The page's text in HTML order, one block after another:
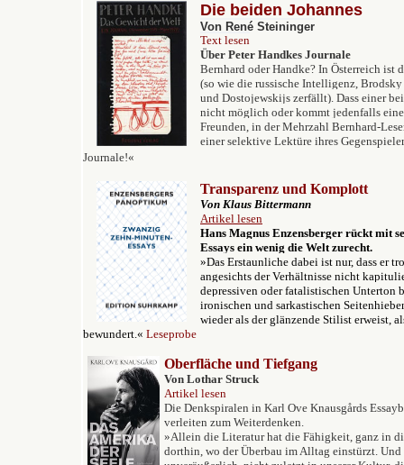
Die beiden Johannes
Von René Steininger
Text lesen
Über Peter Handkes Journale
Bernhard oder Handke? In Österreich ist
(so wie die russische Intelligenz,
und Dostojewskijs zerfällt). Dass einer
nicht möglich oder kommt jedenfalls
Freunden, in der Mehrzahl Bernhard-
einer selektive Lektüre ihres
Journale!«
Transparenz und Komplott
Von Klaus Bittermann
Artikel lesen
Hans Magnus Enzensberger rückt mit
Essays ein wenig die Welt zurecht.
»Das Erstaunliche dabei ist nur, dass er
angesichts der Verhältnisse nicht
depressiven oder fatalistischen Unterton
ironischen und sarkastischen
wieder als der glänzende Stilist erweist,
bewundert.« Leseprobe
Oberfläche und Tiefgang
Von Lothar Struck
Artikel lesen
Die Denkspiralen in Karl Ove Knausgårds
verleiten zum Weiterdenken.
»Allein die Literatur hat die Fähigkeit, ganz in
dorthin, wo der Überbau im Alltag einstürzt.